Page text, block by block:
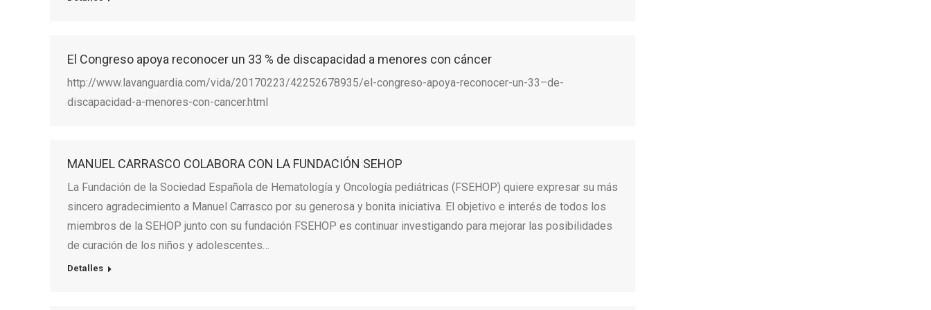
El Congreso apoya reconocer un 33 % de discapacidad a menores con cáncer
http://www.lavanguardia.com/vida/20170223/42252678935/el-congreso-apoya-reconocer-un-33–de-
discapacidad-a-menores-con-cancer.html
MANUEL CARRASCO COLABORA CON LA FUNDACIÓN SEHOP
La Fundación de la Sociedad Española de Hematología y Oncología pediátricas (FSEHOP) quiere expresar su más
sincero agradecimiento a Manuel Carrasco por su generosa y bonita iniciativa. El objetivo e interés de todos los
miembros de la SEHOP junto con su fundación FSEHOP es continuar investigando para mejorar las posibilidades
de curación de los niños y adolescentes…
Detalles